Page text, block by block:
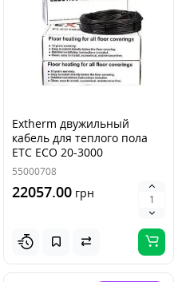
Extherm двужильный
кабель для теплого пола
ETC ECO 20-3000
55000708
22057.00 грн